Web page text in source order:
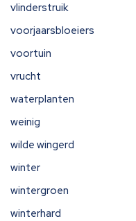
vlinderstruik
voorjaarsbloeiers
voortuin
vrucht
waterplanten
weinig
wilde wingerd
winter
wintergroen
winterhard